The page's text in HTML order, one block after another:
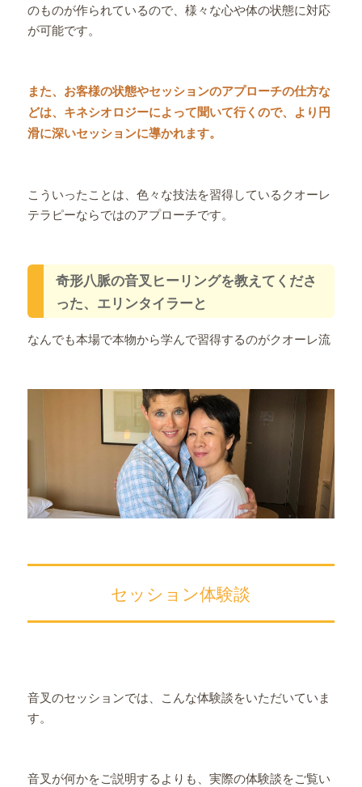
のものが作られているので、様々な心や体の状態に対応
が可能です。
また、お客様の状態やセッションのアプローチの仕方な
どは、キネシオロジーによって聞いて行くので、より円
滑に深いセッションに導かれます。
こういったことは、色々な技法を習得しているクオーレ
テラピーならではのアプローチです。
奇形八脈の音叉ヒーリングを教えてくださ
った、エリンタイラーと
なんでも本場で本物から学んで習得するのがクオーレ流
セッション体験談
音叉のセッションでは、こんな体験談をいただいていま
す。
音叉が何かをご説明するよりも、実際の体験談をご覧い